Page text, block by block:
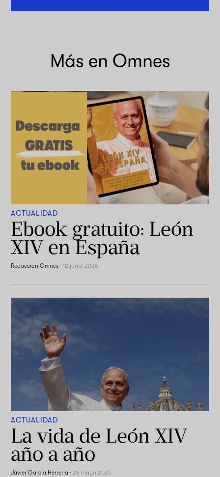
Más en Omnes
ACTUALIDAD
Ebook gratuito: León
XIV en España
Redacción Omnes ·12 junio 2026
ACTUALIDAD
La vida de León XIV
año a año
Javier García Herrería ·28 mayo 2025